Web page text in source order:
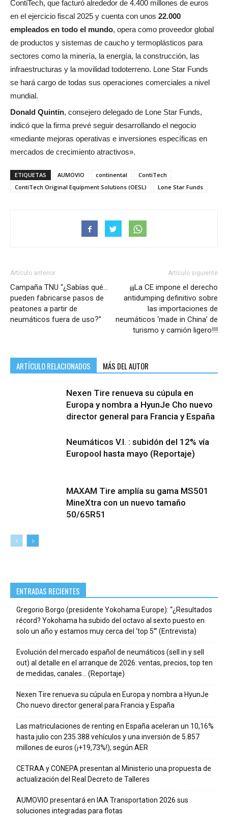
ContiTech, que facturó alrededor de 4.400 millones de euros
en el ejercicio fiscal 2025 y cuenta con unos 22.000
empleados en todo el mundo, opera como proveedor global
de productos y sistemas de caucho y termoplásticos para
sectores como la minería, la energía, la construcción, las
infraestructuras y la movilidad todoterreno. Lone Star Funds
se hará cargo de todas sus operaciones comerciales a nivel
mundial.
Donald Quintin, consejero delegado de Lone Star Funds,
indicó que la firma prevé seguir desarrollando el negocio
«mediante mejoras operativas e inversiones específicas en
mercados de crecimiento atractivos».
ETIQUETAS AUMOVIO continental
ContiTech
ContiTech Original Equipment Solutions (OESL)
Lone Star Funds
Artículo anterior
Campaña TNU “¿Sabías qué…
pueden fabricarse pasos de
peatones a partir de
neumáticos fuera de uso?”
Artículo siguiente
¡¡¡La CE impone el derecho
antidumping definitivo sobre
las importaciones de
neumáticos ‘made in China’ de
turismo y camión ligero!!!
ARTÍCULO RELACIONADOS MÁS DEL AUTOR
Nexen Tire renueva su cúpula en
Europa y nombra a HyunJe Cho nuevo
director general para Francia y España
Neumáticos V.I. : subidón del 12% vía
Europool hasta mayo (Reportaje)
MAXAM Tire amplía su gama MS501
MineXtra con un nuevo tamaño
50/65R51
ENTRADAS RECIENTES
Gregorio Borgo (presidente Yokohama Europe): “¿Resultados
récord? Yokohama ha subido del octavo al sexto puesto en
solo un año y estamos muy cerca del ‘top 5’” (Entrevista)
Evolución del mercado español de neumáticos (sell in y sell
out) al detalle en el arranque de 2026: ventas, precios, top ten
de medidas, canales… (Reportaje)
Nexen Tire renueva su cúpula en Europa y nombra a HyunJe
Cho nuevo director general para Francia y España
Las matriculaciones de renting en España aceleran un 10,16%
hasta julio con 235.388 vehículos y una inversión de 5.857
millones de euros (¡+19,73%!), según AER
CETRAA y CONEPA presentan al Ministerio una propuesta de
actualización del Real Decreto de Talleres
AUMOVIO presentará en IAA Transportation 2026 sus
soluciones integradas para flotas